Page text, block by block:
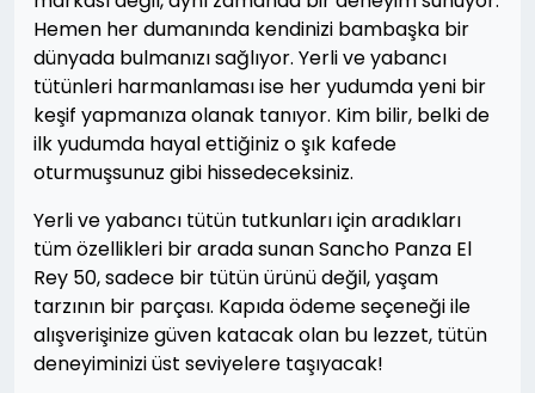
Hemen her dumanında kendinizi bambaşka bir
dünyada bulmanızı sağlıyor. Yerli ve yabancı
tütünleri harmanlaması ise her yudumda yeni bir
keşif yapmanıza olanak tanıyor. Kim bilir, belki de
ilk yudumda hayal ettiğiniz o şık kafede
oturmuşsunuz gibi hissedeceksiniz.
Yerli ve yabancı tütün tutkunları için aradıkları
tüm özellikleri bir arada sunan Sancho Panza El
Rey 50, sadece bir tütün ürünü değil, yaşam
tarzının bir parçası. Kapıda ödeme seçeneği ile
alışverişinize güven katacak olan bu lezzet, tütün
deneyiminizi üst seviyelere taşıyacak!